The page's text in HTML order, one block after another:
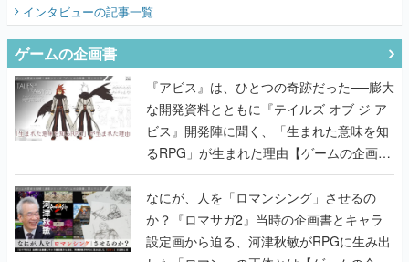
インタビューの記事一覧
ゲームの企画書
『アビス』は、ひとつの奇跡だった──膨大
な開発資料とともに『テイルズ オブ ジ ア
ビス』開発陣に聞く、「生まれた意味を知
るRPG」が生まれた理由【ゲームの企画
書】
なにが、人を「ロマンシング」させるの
か？『ロマサガ2』当時の企画書とキャラ
設定画から迫る、河津秋敏がRPGに生み出